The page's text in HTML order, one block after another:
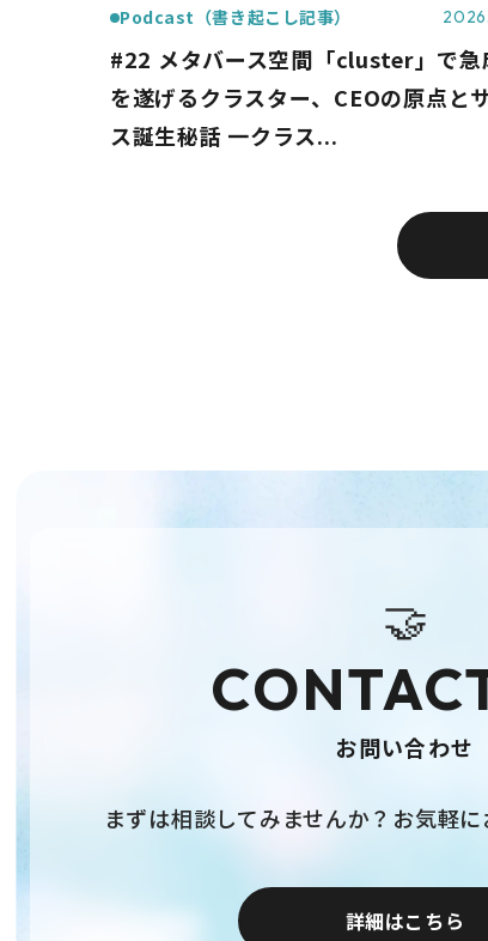
Podcast（書き起こし記事）
#22 メタバース空間「cluster」で急
を遂げるクラスター、CEOの原点と
ス誕生秘話 一クラス...
🤝
お問い合わせ
まずは相談してみませんか？お気軽
詳細はこちら